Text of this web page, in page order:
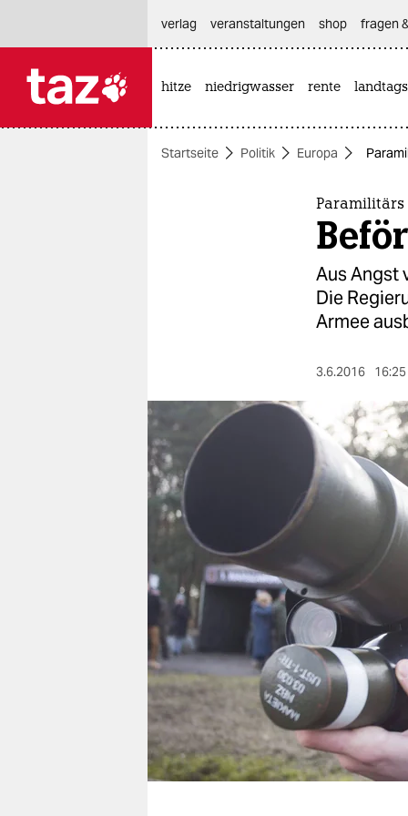
themen
nord
wahrheit
verlag
veranstaltungen
shop
fragen & hilfe
unterstützen
abo
genossenschaft
verlag
veranstaltungen shop fragen
hitze niedrigwasser rente
Startseite Politik Europa
Paramilitärs
Aus Angst
Die
Armee
3.6.2016